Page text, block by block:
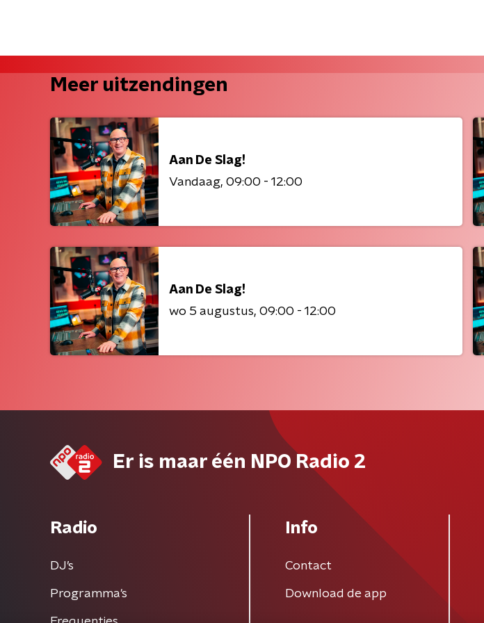
Meer uitzendingen
Aan De Slag!
Vandaag 09:00 - 12:00
Aan De Slag!
wo 5 augustus 09:00 - 12:00
Er is maar één NPO Radio 2
Radio
DJ’s
Programma's
Info
Contact
Download de app